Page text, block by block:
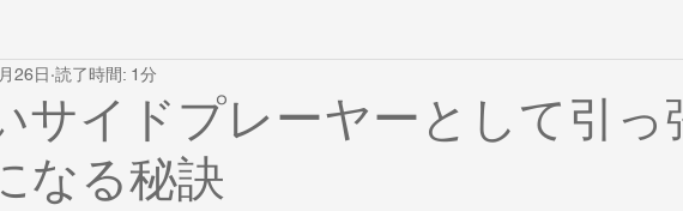
リードトランペット
ャンプ Claude Gordon
サイドプレーヤーとして引っ
なる秘訣
26日 読了時間: 1分